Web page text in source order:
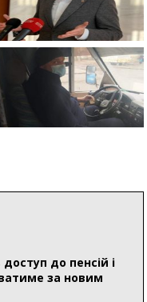
до пенсій і
за новим